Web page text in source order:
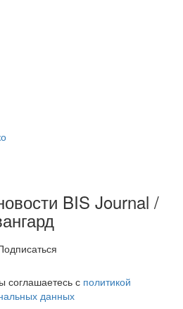
BIS Journal /
с политикой
данных